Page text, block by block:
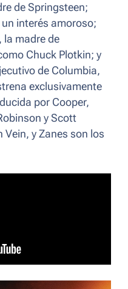
de Springsteen;
interés amoroso;
la madre de
Chuck Plotkin; y
de Columbia,
exclusivamente
por Cooper,
y Scott
Vein, y Zanes son los